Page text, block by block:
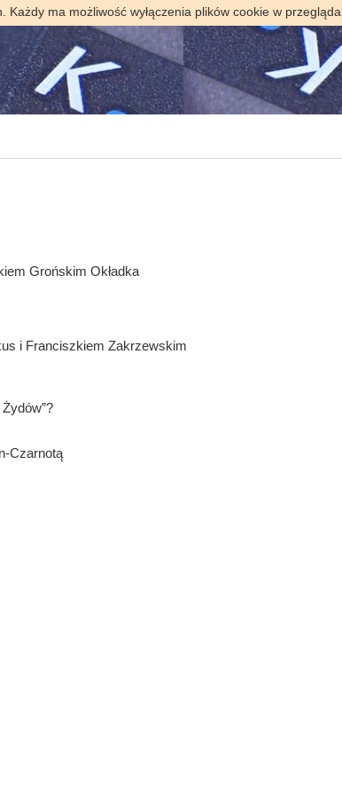
ma możliwość wyłączenia plików cookie w
Grońskim Okładka
i Franciszkiem Zakrzewskim
Czarnotą